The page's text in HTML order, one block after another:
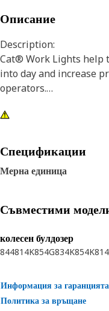
Описание
Description:
Cat® Work Lights help
into day and increase
operators.
Attributes:
vibration levels of both
2)Cat Lights are
and can be retrofitted to
Application:
Designed for use in
Спецификации
Мерна единица
Съвместими
колесен булдозер
844814K854G834K854K814
Информация за гаранцията
Политика за връщане